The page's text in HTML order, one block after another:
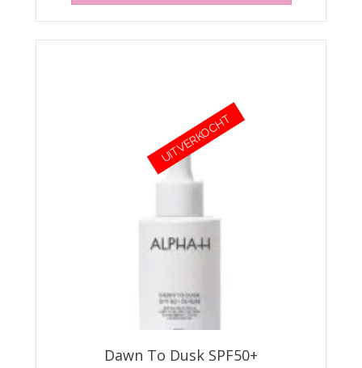
Dawn To Dusk SPF50+
UITVERKOCHT